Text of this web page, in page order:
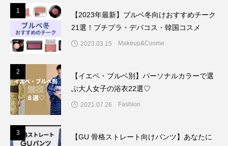
1
【2023年最新】ブルベ冬向けおすすめチーク
21選！プチプラ・デパコス・韓国コスメ
2023.03.15 Makeup&Cosme
2
【イエベ・ブルベ別】パーソナルカラーで選
ぶ大人女子の浴衣22選♡
2021.07.26 Fashion
3
【GU 骨格ストレート向けパンツ】あなたに